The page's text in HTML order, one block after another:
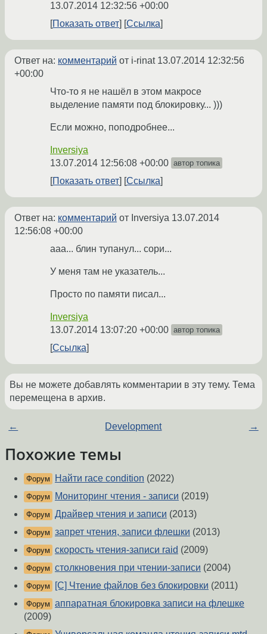
13.07.2014 12:32:56 +00:00
Показать ответ
Ссылка
Ответ на: комментарий от i-rinat 13.07.2014 12:32:56
+00:00
Что-то я не нашёл в этом макросе
выделение памяти под блокировку... )))
Если можно, поподробнее...
Inversiya
13.07.2014 12:56:08 +00:00 автор топика
Показать ответ Ссылка
Ответ на: комментарий от Inversiya 13.07.2014
12:56:08 +00:00
ааа... блин тупанул... сори...
У меня там не указатель...
Просто по памяти писал...
Inversiya
13.07.2014 13:07:20 +00:00 автор топика
Ссылка
Вы не можете добавлять комментарии в эту тему. Тема
перемещена в архив.
← Development →
Похожие темы
Форум Найти race condition (2022)
Форум Мониторинг чтения - записи (2019)
Форум Драйвер чтения и записи (2013)
Форум запрет чтения, записи флешки (2013)
Форум скорость чтения-записи raid (2009)
Форум столкновения при чтении-записи (2004)
Форум [C] Чтение файлов без блокировки (2011)
Форум аппаратная блокировка записи на флешке
(2009)